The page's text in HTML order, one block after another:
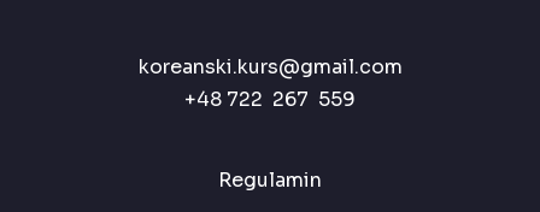
koreanski.kurs@gmail.com
+48 722 267 559
Regulamin